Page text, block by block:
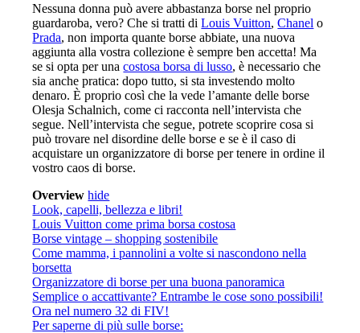
Nessuna donna può avere abbastanza borse nel proprio
guardaroba, vero? Che si tratti diLouis Vuitton,Chanel o
Prada, non importa quante borse abbiate, una nuova
aggiunta alla vostra collezione è sempre ben accetta! Ma
se si opta per unacostosa borsa di lusso, è necessario che
sia anche pratica: dopo tutto, si sta investendo molto
denaro. È proprio così che la vede l’amante delle borse
Olesja Schalnich, come ci racconta nell’intervista che
segue. Nell’intervista che segue, potrete scoprire cosa si
può trovare nel disordine delle borse e se è il caso di
acquistare un organizzatore di borse per tenere in ordine il
vostro caos di borse.
Overview hide
Look, capelli, bellezza e libri!
Louis Vuitton come prima borsa costosa
Borse vintage – shopping sostenibile
Come mamma, i pannolini a volte si nascondono nella
borsetta
Organizzatore di borse per una buona panoramica
Semplice o accattivante? Entrambe le cose sono possibili!
Ora nel numero 32 di FIV!
Per saperne di più sulle borse: